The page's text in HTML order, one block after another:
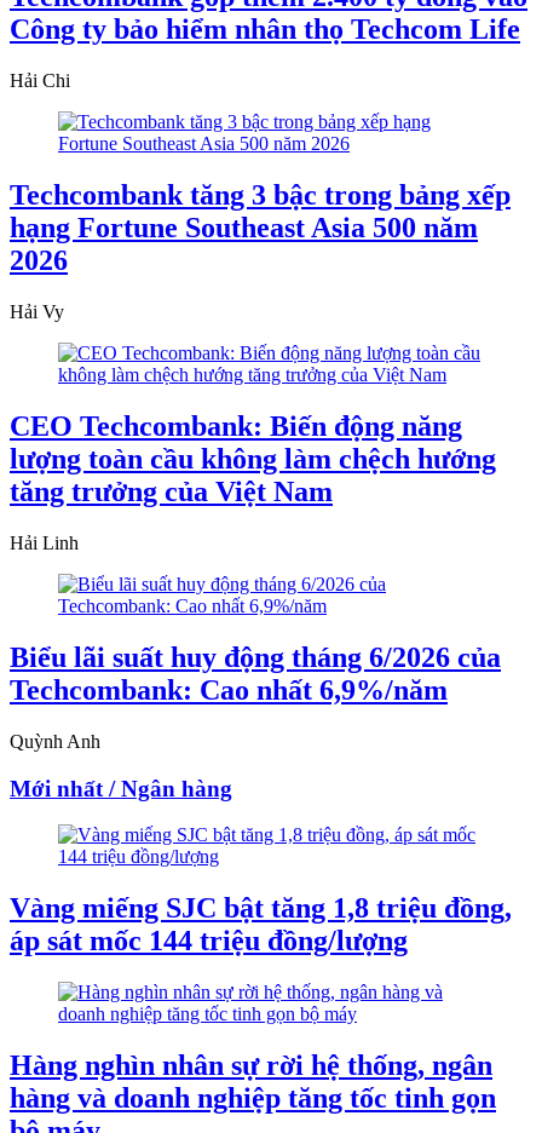
Công ty bảo hiểm nhân thọ Techcom Life
Hải Chi
Techcombank tăng 3 bậc trong bảng xếp
hạng Fortune Southeast Asia 500 năm
2026
Hải Vy
CEO Techcombank: Biến động năng
lượng toàn cầu không làm chệch hướng
tăng trưởng của Việt Nam
Hải Linh
Biểu lãi suất huy động tháng 6/2026 của
Techcombank: Cao nhất 6,9%/năm
Quỳnh Anh
Mới nhất / Ngân hàng
Vàng miếng SJC bật tăng 1,8 triệu đồng,
áp sát mốc 144 triệu đồng/lượng
Hàng nghìn nhân sự rời hệ thống, ngân
hàng và doanh nghiệp tăng tốc tinh gọn